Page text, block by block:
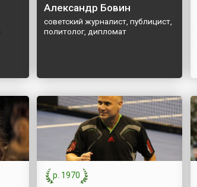
Александр Бовин
советский журналист, публицист,
политолог, дипломат
р. 1970